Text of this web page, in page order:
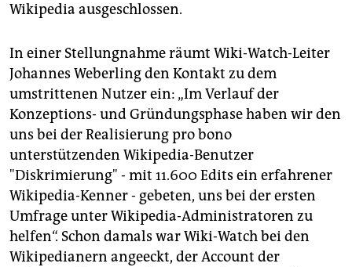
Wikipedia ausgeschlossen.
In einer Stellungnahme räumt Wiki-Watch-Leiter
Johannes Weberling den Kontakt zu dem
umstrittenen Nutzer ein: „Im Verlauf der
Konzeptions- und Gründungsphase haben wir den
uns bei der Realisierung pro bono
unterstützenden Wikipedia-Benutzer
"Diskrimierung" - mit 11.600 Edits ein erfahrener
Wikipedia-Kenner - gebeten, uns bei der ersten
Umfrage unter Wikipedia-Administratoren zu
helfen“. Schon damals war Wiki-Watch bei den
Wikipedianern angeeckt, der Account der